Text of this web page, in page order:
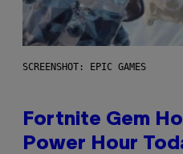
SCREENSHOT: EPIC GAMES
Fortnite Gem
Power Hour